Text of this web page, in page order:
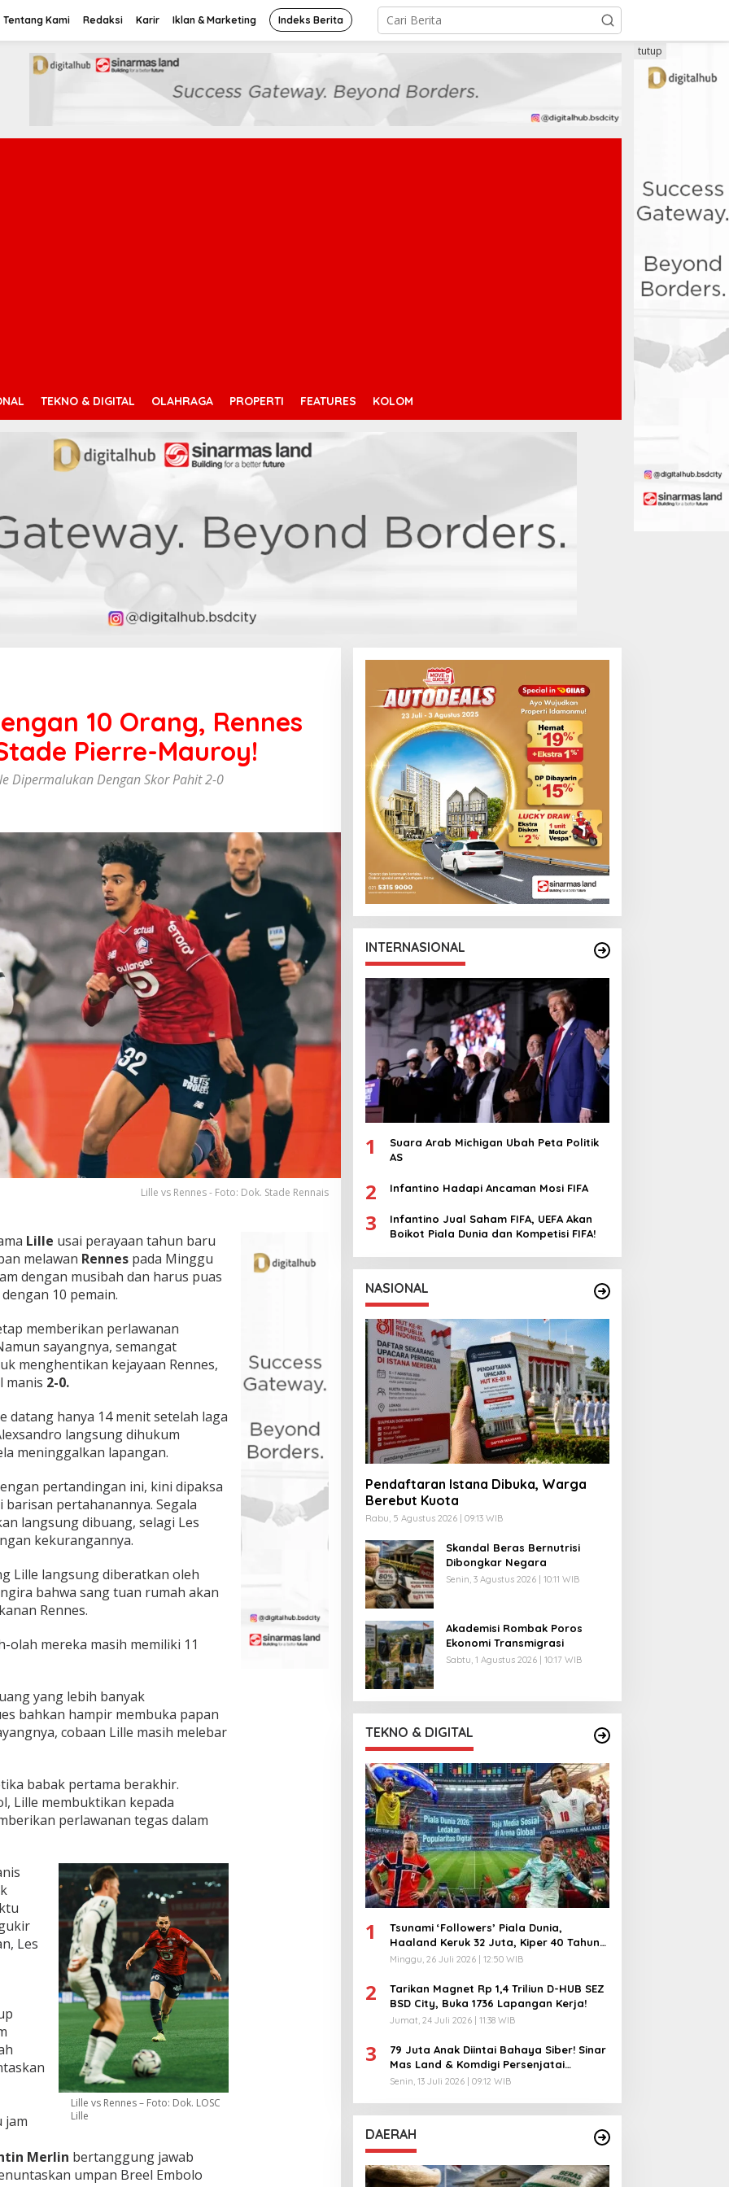
Tentang Kami Redaksi Karir Iklan & Marketing Indeks Berita
TEKNO & DIGITAL OLAHRAGA PROPERTI FEATURES KOLOM
tutup
10 Orang, Rennes
Pierre-Mauroy!
Dipermalukan Dengan Skor Pahit 2-0
Lille vs Rennes - Foto: Dok. Stade Rennais
Lille usai perayaan tahun baru
melawan Rennes pada Minggu
dengan musibah dan harus puas
10 pemain.
memberikan perlawanan
sayangnya, semangat
menghentikan kejayaan Rennes,
manis 2-0.
datang hanya 14 menit setelah laga
langsung dihukum
meninggalkan lapangan.
pertandingan ini, kini dipaksa
pertahanannya. Segala
langsung dibuang, selagi Les
kekurangannya.
Lille langsung diberatkan oleh
bahwa sang tuan rumah akan
Rennes.
mereka masih memiliki 11
yang lebih banyak
bahkan hampir membuka papan
cobaan Lille masih melebar
babak pertama berakhir.
Lille membuktikan kepada
perlawanan tegas dalam
Lille vs Rennes – Foto: Dok. LOSC
Lille
Les
jam
Merlin bertanggung jawab
umpan Breel Embolo
INTERNASIONAL
1
Suara Arab Michigan Ubah Peta Politik
AS
2 Infantino Hadapi Ancaman Mosi FIFA
3
Infantino Jual Saham FIFA, UEFA Akan
Boikot Piala Dunia dan Kompetisi FIFA!
NASIONAL
Pendaftaran Istana Dibuka, Warga
Berebut Kuota
Rabu, 5 Agustus 2026 | 09:13 WIB
Skandal Beras Bernutrisi
Dibongkar Negara
Senin, 3 Agustus 2026 | 10:11 WIB
Akademisi Rombak Poros
Ekonomi Transmigrasi
Sabtu, 1 Agustus 2026 | 10:17 WIB
TEKNO & DIGITAL
1
Tsunami ‘Followers’ Piala Dunia,
Haaland Keruk 32 Juta, Kiper 40 Tahun
Bikin Geger!
Minggu, 26 Juli 2026 | 12:50 WIB
2
Tarikan Magnet Rp 1,4 Triliun D-HUB SEZ
BSD City, Buka 1736 Lapangan Kerja!
Jumat, 24 Juli 2026 | 11:38 WIB
3
79 Juta Anak Diintai Bahaya Siber! Sinar
Mas Land & Komdigi Persenjatai
Ratusan Guru!
Senin, 13 Juli 2026 | 09:12 WIB
DAERAH